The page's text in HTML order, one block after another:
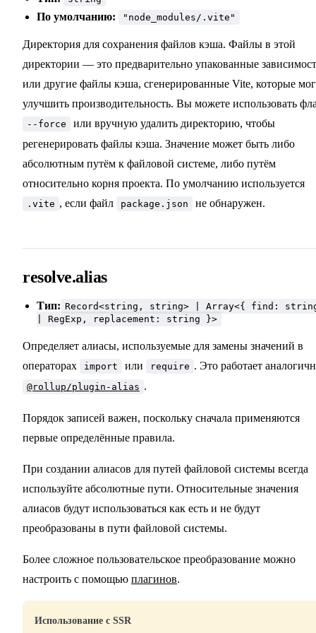
По умолчанию: "node_modules/.vite"
Директория для сохранения файлов кэша. Файлы в этой
директории — это предварительно упакованные
или другие файлы кэша, сгенерированные Vite, которые
улучшить производительность. Вы можете использовать
--force
или вручную удалить директорию, чтобы
регенерировать файлы кэша. Значение может быть либо
абсолютным путём к файловой системе, либо путём
относительно корня проекта. По умолчанию используется
.vite , если файл package.json не обнаружен.
resolve.alias
Тип: Record<string, string> | Array<{ find:
| RegExp, replacement: string }>
Определяет алиасы, используемые для замены значений в
операторах
import или require . Это работает
@rollup/plugin-alias .
Порядок записей важен, поскольку сначала применяются
первые определённые правила.
При создании алиасов для путей файловой системы всегда
используйте абсолютные пути. Относительные значения
алиасов будут использоваться как есть и не будут
преобразованы в пути файловой системы.
Более сложное пользовательское преобразование можно
настроить с помощью плагинов.
Использование с SSR